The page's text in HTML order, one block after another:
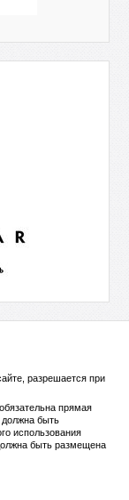
разрешается при
прямая
должна быть
использования
быть размещена